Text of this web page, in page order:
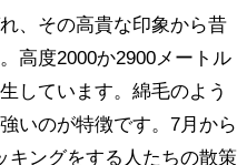
、その高貴な印象から昔
高度2000か2900メートル
しています。綿毛のよう
いのが特徴です。7月から
キングをする人たちの散策